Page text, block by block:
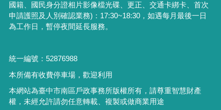
國籍、國民身分證相片影像檔光碟、更正、交通卡綁卡、首次
申請護照及人別確認業務) ： 17:30~18:30，如遇每月最後一日
為工作日，暫停夜間延長服務。
統一編號：52876988
本所備有收費停車場，歡迎利用
本網站為臺中市南區戶政事務所版權所有，請尊重智慧財產
權，未經允許請勿任意轉載、複製或做商業用途